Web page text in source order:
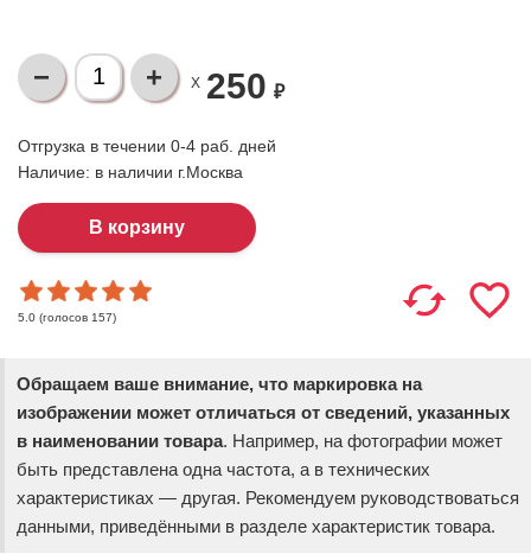
X 250 ₽
Отгрузка в течении 0-4 раб. дней
Наличие: в наличии г.Москва
5.0 (голосов 157)
Обращаем ваше внимание, что маркировка на
изображении может отличаться от сведений, указанных
в наименовании товара. Например, на фотографии может
быть представлена одна частота, а в технических
характеристиках — другая. Рекомендуем руководствоваться
данными, приведёнными в разделе характеристик товара.